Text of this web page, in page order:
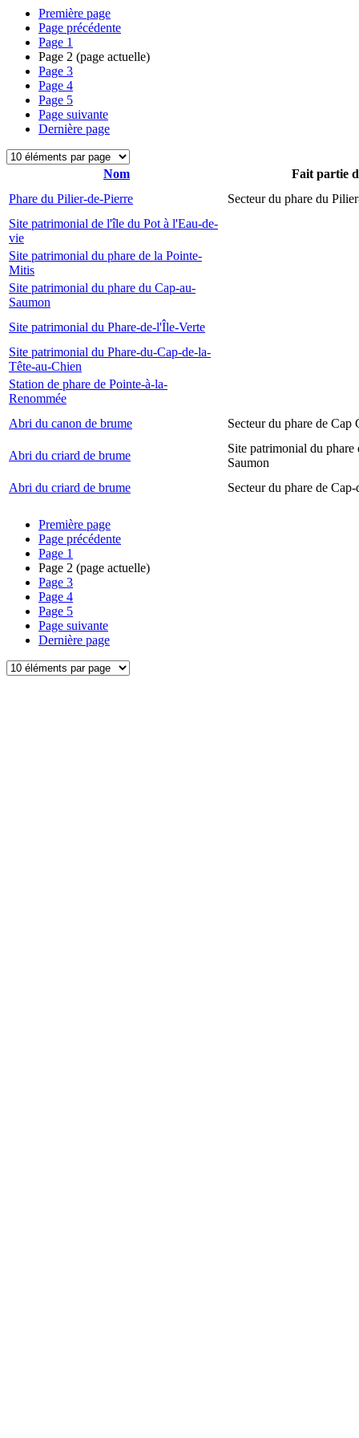
Première page
Page précédente
Page 1
Page 2 (page actuelle)
Page 3
Page 4
Page 5
Page suivante
Dernière page
Nom
Fait partie
Phare du Pilier-de-Pierre
Secteur du phare du
Site patrimonial de l'île du Pot à l'Eau-de-
vie
Site patrimonial du phare de la Pointe-
Mitis
Site patrimonial du phare du Cap-au-
Saumon
Site patrimonial du Phare-de-l'Île-Verte
Site patrimonial du Phare-du-Cap-de-la-
Tête-au-Chien
Station de phare de Pointe-à-la-
Renommée
Abri du canon de brume
Secteur du phare de Cap
Abri du criard de brume
Site patrimonial du phare
Saumon
Abri du criard de brume
Secteur du phare de Cap-
Première page
Page précédente
Page 1
Page 2 (page actuelle)
Page 3
Page 4
Page 5
Page suivante
Dernière page